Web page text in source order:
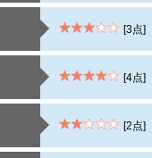
[3点]
[4点]
[2点]